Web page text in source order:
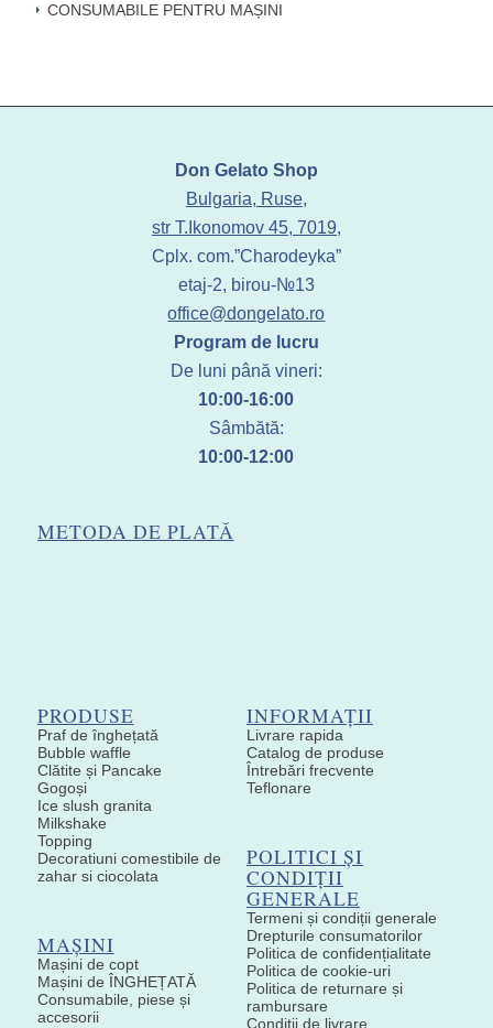
CONSUMABILE PENTRU MAȘINI
Don Gelato Shop
Bulgaria, Ruse,
str T.Ikonomov 45, 7019,
Cplx. com.”Charodeyka”
etaj-2, birou-№13
office@dongelato.ro
Program de lucru
De luni până vineri:
10:00-16:00
Sâmbătă:
10:00-12:00
METODA DE PLATĂ
PRODUSE
Praf de înghețată
Bubble waffle
Clătite și Pancake
Gogoși
Ice slush granita
Milkshake
Topping
Decoratiuni comestibile de
zahar si ciocolata
MAȘINI
Mașini de copt
Mașini de ÎNGHEȚATĂ
Consumabile, piese și
accesorii
INFORMAȚII
Livrare rapida
Catalog de produse
Întrebări frecvente
Teflonare
POLITICI ȘI
CONDIȚII
GENERALE
Termeni și condiții generale
Drepturile consumatorilor
Politica de confidențialitate
Politica de cookie-uri
Politica de returnare și
rambursare
Condiții de livrare